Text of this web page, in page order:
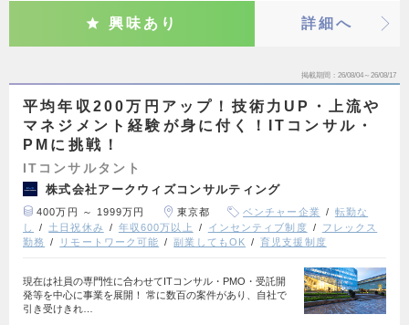
興味あり 詳細へ
掲載期間 26/08/04～26/08/17
平均年収200万円アップ！技術力UP・上流や
マネジメント経験が身に付く！ITコンサル・
PMに挑戦！
ITコンサルタント
株式会社アークウィズコンサルティング
400万円 ～ 1999万円 東京都 ベンチャー企業
転勤な
し
土日祝休み 年収600万以上 インセンティブ制度
フレックス
勤務
リモートワーク可能 副業してもOK 育児支援制度
現在は社員の専門性に合わせてITコンサル・PMO・受託開
発等を中心に事業を展開！ 常に数百の案件があり、自社で
引き受けきれ…